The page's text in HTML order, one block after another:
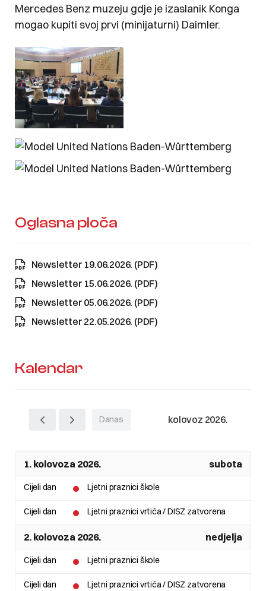
Mercedes Benz muzeju gdje je izaslanik Konga
mogao kupiti svoj prvi (minijaturni) Daimler.
Oglasna ploča
Newsletter 19.06.2026. (PDF)
Newsletter 15.06.2026. (PDF)
Newsletter 05.06.2026. (PDF)
Newsletter 22.05.2026. (PDF)
Kalendar
Danas kolovoz 2026.
1. kolovoza 2026. subota
Cijeli dan Ljetni praznici škole
Cijeli dan Ljetni praznici vrtića / DISZ zatvorena
2. kolovoza 2026. nedjelja
Cijeli dan Ljetni praznici škole
Cijeli dan Ljetni praznici vrtića / DISZ zatvorena